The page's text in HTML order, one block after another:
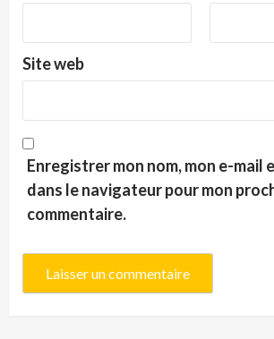
Site web
Enregistrer mon nom, mon e-mail
dans le navigateur pour mon
commentaire.